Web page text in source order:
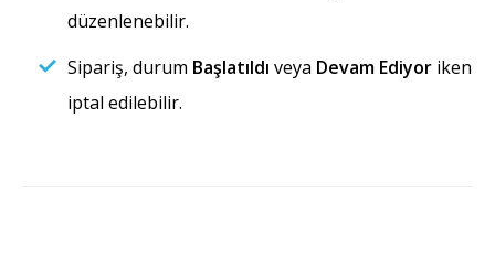
düzenlenebilir.
Sipariş, durum Başlatıldı veya Devam Ediyor iken
iptal edilebilir.